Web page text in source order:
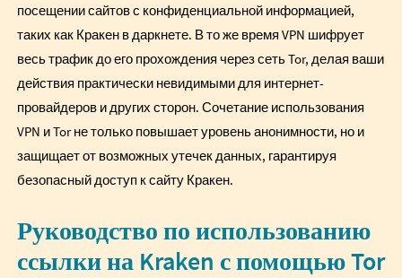
посещении сайтов с конфиденциальной информацией,
таких как Кракен в даркнете. В то же время VPN шифрует
весь трафик до его прохождения через сеть Tor, делая ваши
действия практически невидимыми для интернет-
провайдеров и других сторон. Сочетание использования
VPN и Tor не только повышает уровень анонимности, но и
защищает от возможных утечек данных, гарантируя
безопасный доступ к сайту Кракен.
Руководство по использованию
ссылки на Kraken с помощью Tor